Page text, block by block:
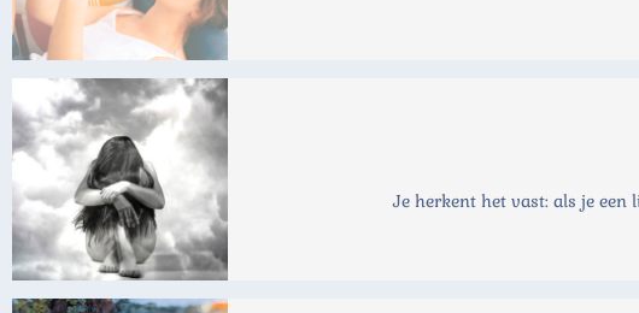
Je herkent het vast: als je een